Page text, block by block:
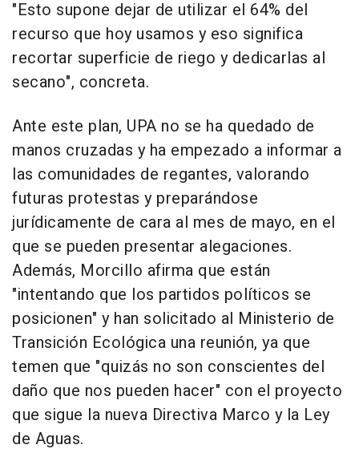
"Esto supone dejar de utilizar el 64% del
recurso que hoy usamos y eso significa
recortar superficie de riego y dedicarlas al
secano", concreta.
Ante este plan, UPA no se ha quedado de
manos cruzadas y ha empezado a informar a
las comunidades de regantes, valorando
futuras protestas y preparándose
jurídicamente de cara al mes de mayo, en el
que se pueden presentar alegaciones.
Además, Morcillo afirma que están
"intentando que los partidos políticos se
posicionen" y han solicitado al Ministerio de
Transición Ecológica una reunión, ya que
temen que "quizás no son conscientes del
daño que nos pueden hacer" con el proyecto
que sigue la nueva Directiva Marco y la Ley
de Aguas.